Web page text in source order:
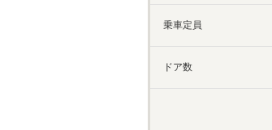
乗車定員
ドア数